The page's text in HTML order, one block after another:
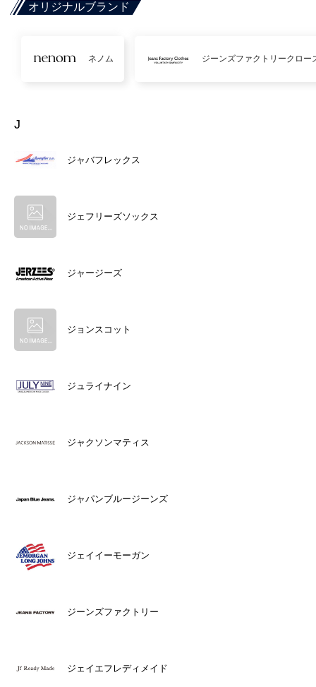
オリジナルブランド
ネノム ジーンズファクトリークロー
J
ジャバフレックス
ジェフリーズソックス
ジャージーズ
ジョンスコット
ジュライナイン
ジャクソンマティス
ジャパンブルージーンズ
ジェイイーモーガン
ジーンズファクトリー
ジェイエフレディメイド